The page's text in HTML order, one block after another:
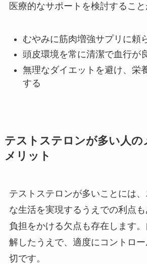
医療的なサポートを検討すること
むやみに筋肉増強サプリに頼
頭皮環境を常に清潔で血行が
無理なダイエットを避け、栄
する
テストステロンが多い人
メリット
テストステロンが多いことには
な生活を実現するうえでの利点
負担をかける欠点も存在します
解したうえで、適度にコントロ
切です。